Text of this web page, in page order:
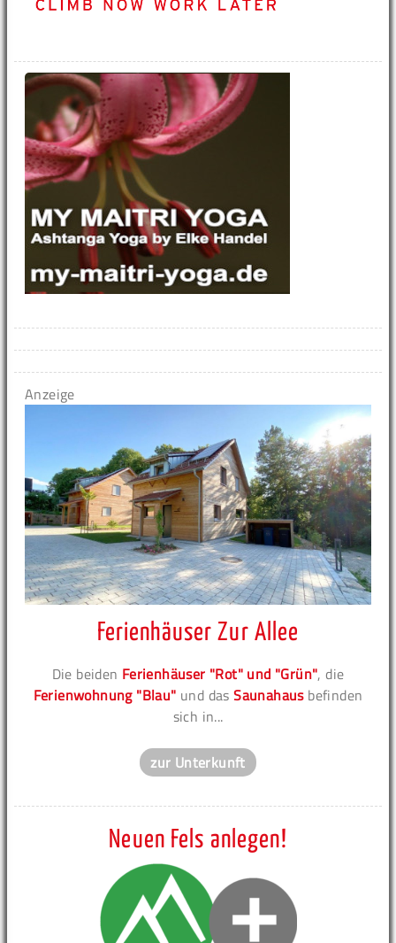
Anzeige
Ferienhäuser Zur Allee
Die beiden Ferienhäuser "Rot" und "Grün", die
Ferienwohnung "Blau" und dasSaunahausbefinden
sich in...
zur Unterkunft
Neuen Fels anlegen!